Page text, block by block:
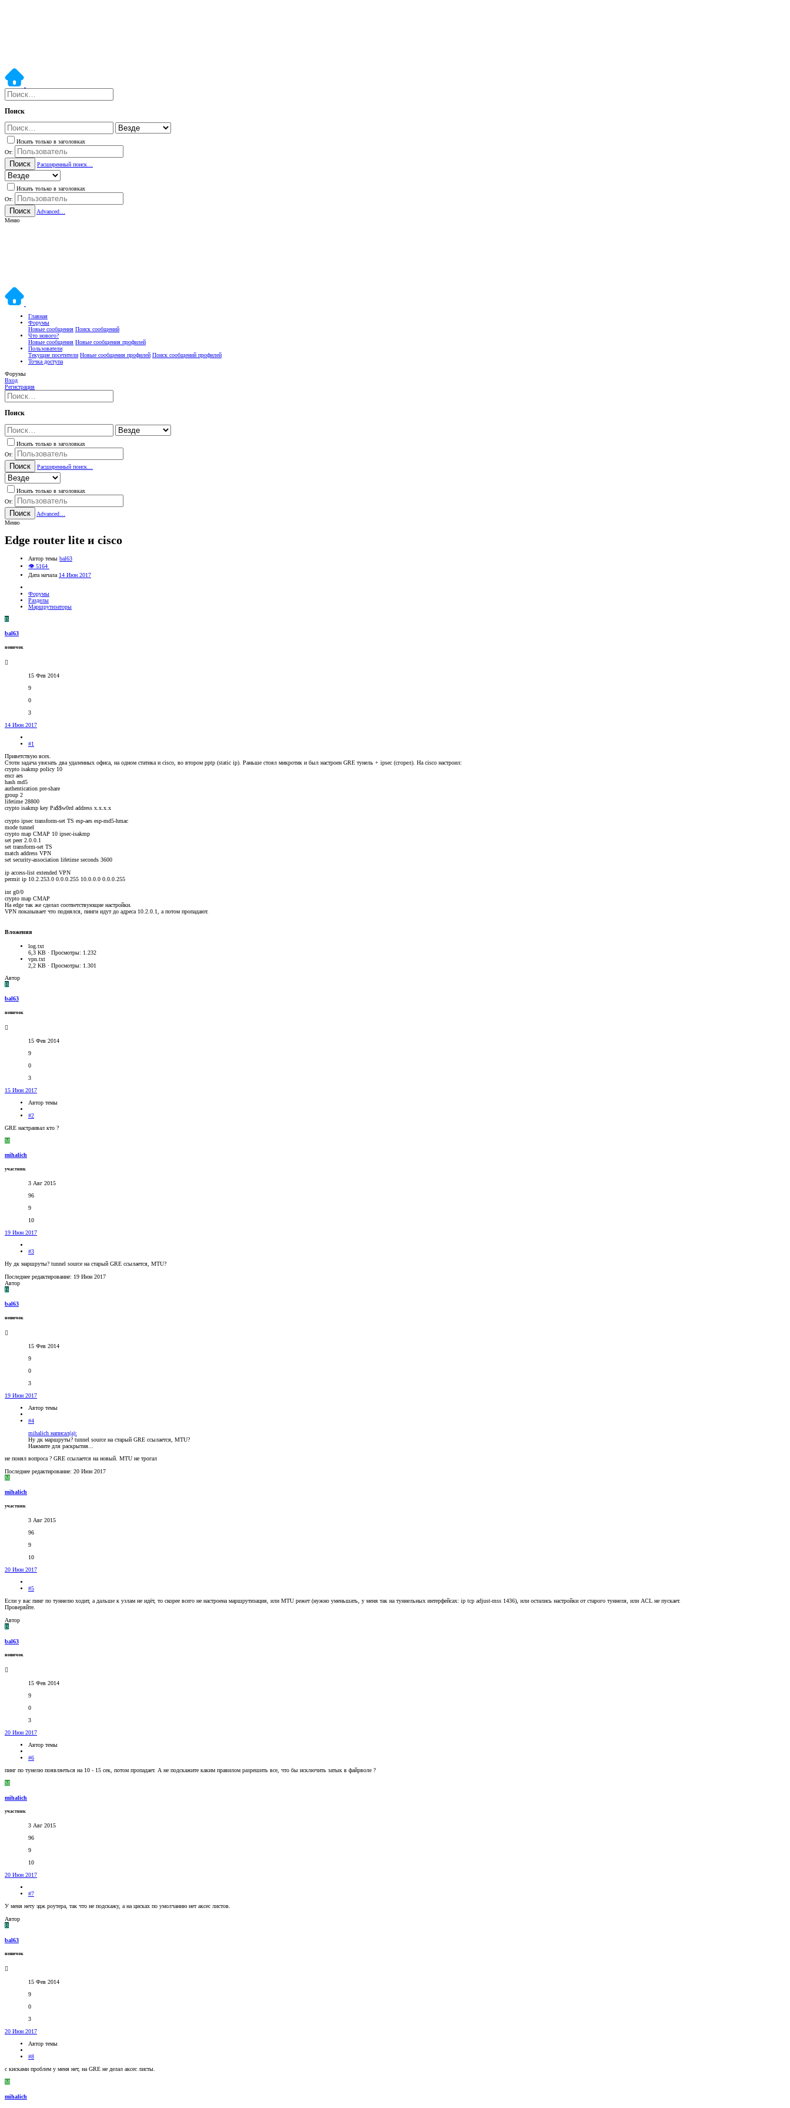
Поиск
Искать только в заголовках
От:
Поиск Расширенный поиск…
Искать только в заголовках
От:
Поиск
Advanced…
Меню
Главная
Форумы
Новые сообщения Поиск сообщений
Что нового?
Новые сообщения Новые сообщения профилей
Пользователи
Текущие посетители Новые сообщения профилей Поиск сообщений профилей
Точка доступа
Форумы
Вход
Регистрация
Поиск
Искать только в заголовках
От:
Поиск Расширенный поиск…
Искать только в заголовках
От:
Поиск
Advanced…
Меню
Edge router lite и cisco
Автор темы bal63
👁 5164
Дата начала 14 Июн 2017
Форумы
Разделы
Маршрутизаторы
B
bal63
новичок
15 Фев 2014
9
0
3
14 Июн 2017
#1
Приветствую всех.
Стоти задача увязать два удаленных офиса, на одном статика и cisco, во втором pptp (static ip). Раньше стоял микротик и был настроен GRE тунель + ipsec (сгорел). На cisco настроил:
crypto isakmp policy 10
encr aes
hash md5
authentication pre-share
group 2
lifetime 28800
crypto isakmp key Pa$$w0rd address x.x.x.x
crypto ipsec transform-set TS esp-aes esp-md5-hmac
mode tunnel
crypto map CMAP 10 ipsec-isakmp
set peer 2.0.0.1
set transform-set TS
match address VPN
set security-association lifetime seconds 3600
ip access-list extended VPN
permit ip 10.2.253.0 0.0.0.255 10.0.0.0 0.0.0.255
int g0/0
crypto map CMAP
На edge так же сделал соответствующие настройки.
VPN показывает что поднялся, пинги идут до адреса 10.2.0.1, а потом пропадают.
Вложения
log.txt
6,3 KB · Просмотры: 1.232
vpn.txt
2,2 KB · Просмотры: 1.301
Автор
B
bal63
новичок
15 Фев 2014
9
0
3
15 Июн 2017
Автор темы
#2
GRE настраивал кто ?
M
mihalich
участник
3 Авг 2015
96
9
10
19 Июн 2017
#3
Ну дк маршруты? tunnel source на старый GRE ссылается, MTU?
Последнее редактирование: 19 Июн 2017
Автор
B
bal63
новичок
15 Фев 2014
9
0
3
19 Июн 2017
Автор темы
#4
mihalich написал(а):
Ну дк маршруты? tunnel source на старый GRE ссылается, MTU?
Нажмите для раскрытия...
не понял вопроса ? GRE ссылается на новый. MTU не трогал
Последнее редактирование: 20 Июн 2017
M
mihalich
участник
3 Авг 2015
96
9
10
20 Июн 2017
#5
Если у вас пинг по туннелю ходит, а дальше к узлам не идёт, то скорее всего не настроена маршрутизация, или MTU режет (нужно уменьшать, у меня так на туннельных интерфейсах: ip tcp adjust-mss 1436), или остались настройки от старого туннеля, или ACL не пускает.
Проверяйте.
Автор
B
bal63
новичок
15 Фев 2014
9
0
3
20 Июн 2017
Автор темы
#6
пинг по тунелю появляеться на 10 - 15 сек, потом пропадает. А не подскажите каким правилом разрешить все, что бы исключить затык в файрволе ?
M
mihalich
участник
3 Авг 2015
96
9
10
20 Июн 2017
#7
У меня нету эдж роутера, так что не подскажу, а на цисках по умолчанию нет аксес листов.
Автор
B
bal63
новичок
15 Фев 2014
9
0
3
20 Июн 2017
Автор темы
#8
с кисками проблем у меня нет, на GRE не делал аксес листы.
M
mihalich